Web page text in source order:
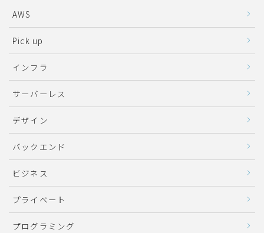
AWS
Pick up
インフラ
サーバーレス
デザイン
バックエンド
ビジネス
プライベート
プログラミング